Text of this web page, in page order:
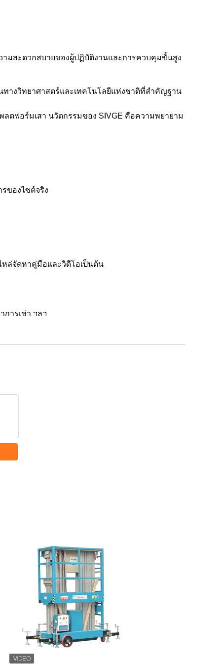
มสะดวกสบายของผู้ปฏิบัติงานและการควบคุมขั้นสูง
างวิทยาศาสตร์และเทคโนโลยีแห่งชาติที่สำคัญฐาน
ตฟอร์มเสา นวัตกรรมของ SIVGE คือความพยายาม
ของไซต์จริง
ล่จัดหาคู่มือและวิดีโอเป็นต้น
การเช่า ฯลฯ